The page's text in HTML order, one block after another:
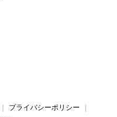
プライバシーポリシー